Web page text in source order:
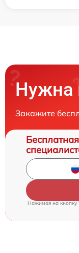
Нужна
Закажите
Нажимая на кнопку